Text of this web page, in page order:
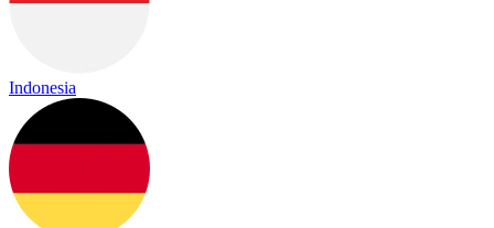
Indonesia